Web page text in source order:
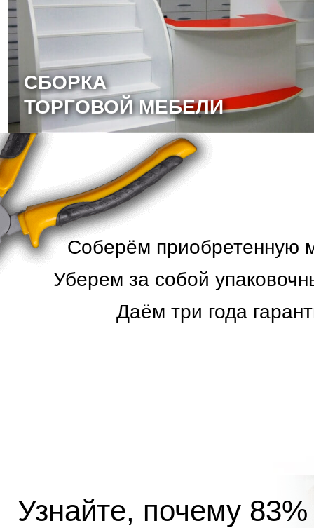
Узнайте, почему
СБОРКА
ТОРГОВОЙ МЕБЕЛИ
Соберём приобретенную
Уберем за собой
Даём три года